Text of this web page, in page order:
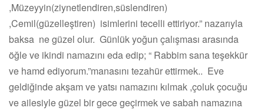
,Müzeyyin(ziynetlendiren,süslendiren)
,Cemil(güzelleştiren) isimlerini tecelli ettiriyor.” nazarıyla
baksa ne güzel olur. Günlük yoğun çalışması arasında
öğle ve ikindi namazını eda edip; “ Rabbim sana teşekkür
ve hamd ediyorum.”manasını tezahür ettirmek.. Eve
geldiğinde akşam ve yatsı namazını kılmak ,çoluk çocuğu
ve ailesiyle güzel bir gece geçirmek ve sabah namazına